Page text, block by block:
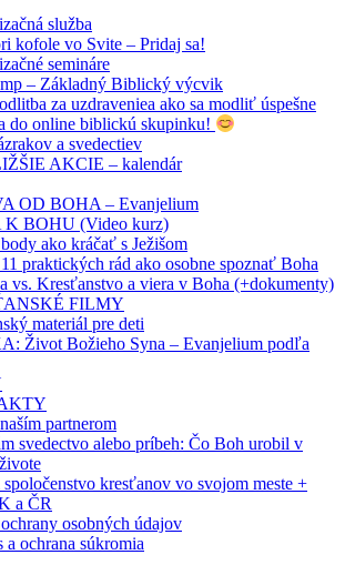
služba
kofole vo Svite – Pridaj sa!
semináre
– Základný Biblický výcvik
za uzdraveniea ako sa modliť úspešne
do online biblickú skupinku!
a svedectiev
AKCIE – kalendár
OD BOHA – Evanjelium
K BOHU (Video kurz)
ako kráčať s Ježišom
praktických rád ako osobne spoznať Boha
vs. Kresťanstvo a viera v Boha (+dokumenty)
FILMY
materiál pre deti
Život Božieho Syna – Evanjelium podľa
partnerom
svedectvo alebo príbeh: Čo Boh urobil v
kresťanov vo svojom meste +
a ČR
osobných údajov
a ochrana súkromia